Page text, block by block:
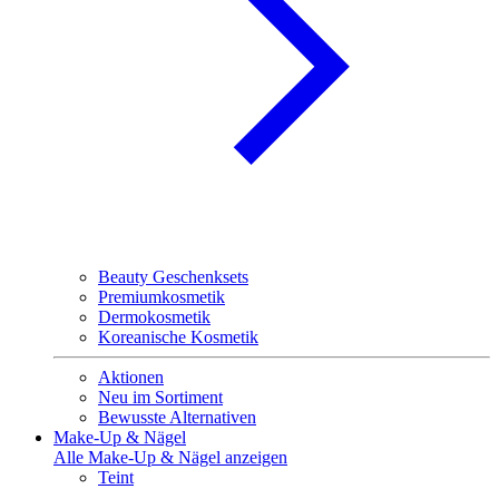
Beauty Geschenksets
Premiumkosmetik
Dermokosmetik
Koreanische Kosmetik
Aktionen
Neu im Sortiment
Bewusste Alternativen
Make-Up & Nägel
Alle Make-Up & Nägel anzeigen
Teint